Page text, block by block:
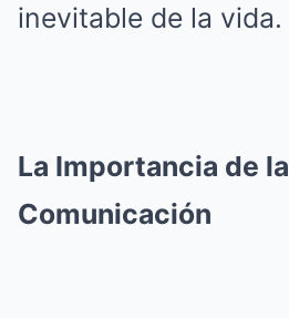
inevitable de la vida.
La Importancia de la
Comunicación